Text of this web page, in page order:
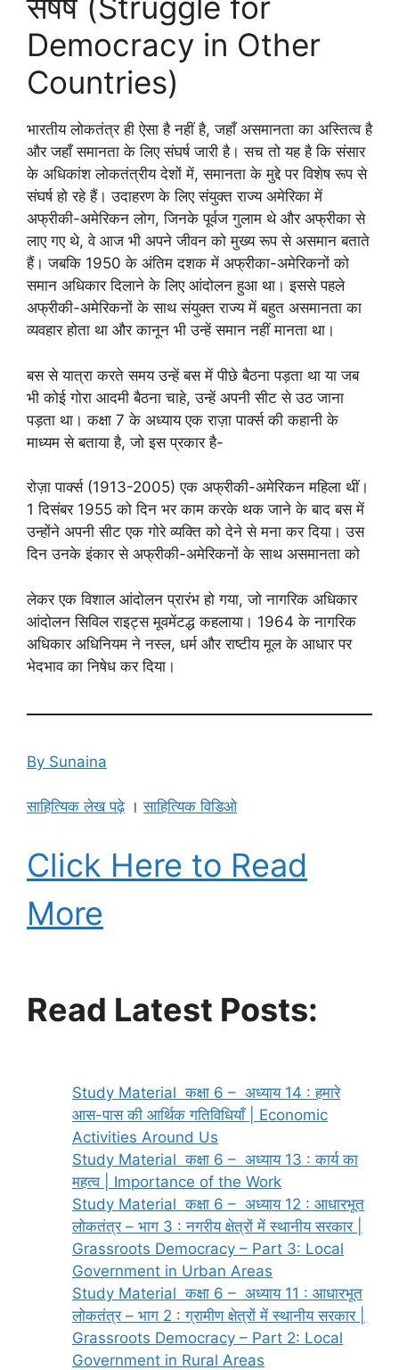
Democracy in Other
Countries)
भारतीय लोकतंत्र ही ऐसा है नहीं है, जहाँ असमानता का अस्तित्व है
और जहाँ समानता के लिए संघर्ष जारी है। सच तो यह है कि संसार
के अधिकांश लोकतंत्रीय देशों में, समानता के मुद्दे पर विशेष रूप से
संघर्ष हो रहे हैं। उदाहरण के लिए संयुक्त राज्य अमेरिका में
अफ्रीकी-अमेरिकन लोग, जिनके पूर्वज गुलाम थे और अफ्रीका से
लाए गए थे, वे आज भी अपने जीवन को मुख्य रूप से असमान बताते
हैं। जबकि 1950 के अंतिम दशक में अफ्रीका-अमेरिकनों को
समान अधिकार दिलाने के लिए आंदोलन हुआ था। इससे पहले
अफ्रीकी-अमेरिकनों के साथ संयुक्त राज्य में बहुत असमानता का
व्यवहार होता था और कानून भी उन्हें समान नहीं मानता था।
बस से यात्रा करते समय उन्हें बस में पीछे बैठना पड़ता था या जब
भी कोई गोरा आदमी बैठना चाहे, उन्हें अपनी सीट से उठ जाना
पड़ता था। कक्षा 7 के अध्याय एक राज़ा पार्क्स की कहानी के
माध्यम से बताया है, जो इस प्रकार है-
रोज़ा पार्क्स (1913-2005) एक अफ्रीकी-अमेरिकन महिला थीं।
1 दिसंबर 1955 को दिन भर काम करके थक जाने के बाद बस में
उन्होंने अपनी सीट एक गोरे व्यक्ति को देने से मना कर दिया। उस
दिन उनके इंकार से अफ्रीकी-अमेरिकनों के साथ असमानता को
लेकर एक विशाल आंदोलन प्रारंभ हो गया, जो नागरिक अधिकार
आंदोलन सिविल राइट्स मूवमेंटद्ध कहलाया। 1964 के नागरिक
अधिकार अधिनियम ने नस्ल, धर्म और राष्टीय मूल के आधार पर
भेदभाव का निषेध कर दिया।
By Sunaina
साहित्यिक लेख पढ़े।साहित्यिक विडिओ
Click Here to Read
More
Read Latest Posts:
Study Material कक्षा 6 – अध्याय 14 : हमारे
आस-पास की आर्थिक गतिविधियाँ | Economic
Activities Around Us
Study Material कक्षा 6 – अध्याय 13 : कार्य का
महत्व | Importance of the Work
Study Material कक्षा 6 – अध्याय 12 : आधारभूत
लोकतंत्र – भाग 3 : नगरीय क्षेत्रों में स्थानीय सरकार |
Grassroots Democracy – Part 3: Local
Government in Urban Areas
Study Material कक्षा 6 – अध्याय 11 : आधारभूत
लोकतंत्र – भाग 2 : ग्रामीण क्षेत्रों में स्थानीय सरकार |
Grassroots Democracy – Part 2: Local
Government in Rural Areas